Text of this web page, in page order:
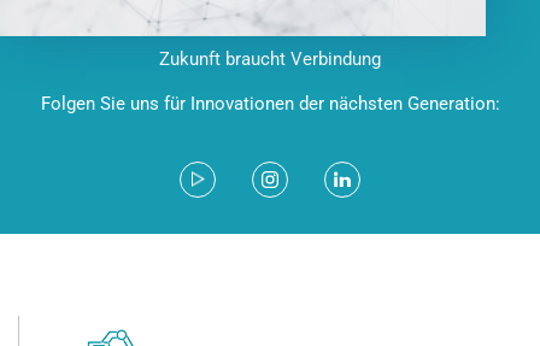
Zukunft braucht Verbindung
Folgen Sie uns für Innovationen der nächsten Generation: